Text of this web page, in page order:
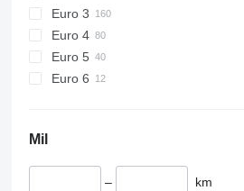
Euro 3
Euro 4
Euro 5
Euro 6
Mil
– km